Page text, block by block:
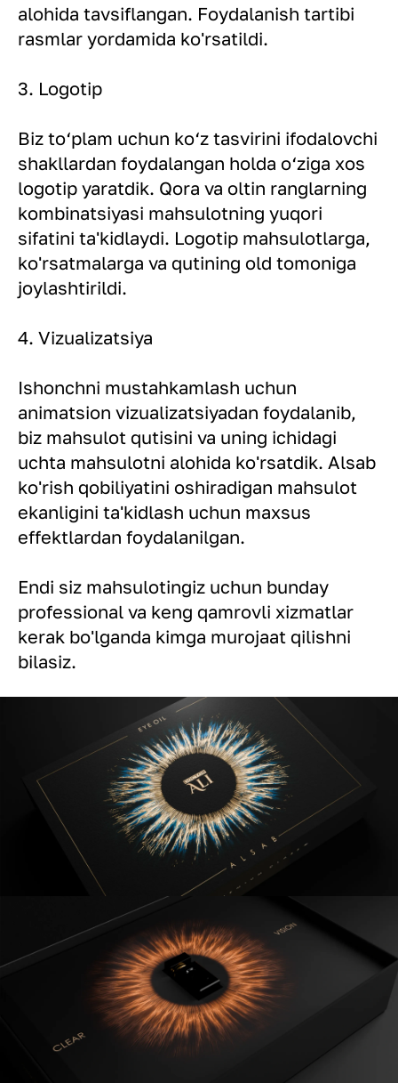
alohida tavsiflangan. Foydalanish tartibi
rasmlar yordamida ko'rsatildi.
3. Logotip
Biz to‘plam uchun ko‘z tasvirini ifodalovchi
shakllardan foydalangan holda o‘ziga xos
logotip yaratdik. Qora va oltin ranglarning
kombinatsiyasi mahsulotning yuqori
sifatini ta'kidlaydi. Logotip mahsulotlarga,
ko'rsatmalarga va qutining old tomoniga
joylashtirildi.
4. Vizualizatsiya
Ishonchni mustahkamlash uchun
animatsion vizualizatsiyadan foydalanib,
biz mahsulot qutisini va uning ichidagi
uchta mahsulotni alohida ko'rsatdik. Alsab
ko'rish qobiliyatini oshiradigan mahsulot
ekanligini ta'kidlash uchun maxsus
effektlardan foydalanilgan.
Endi siz mahsulotingiz uchun bunday
professional va keng qamrovli xizmatlar
kerak bo'lganda kimga murojaat qilishni
bilasiz.